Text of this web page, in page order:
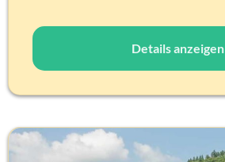
Details anzeigen